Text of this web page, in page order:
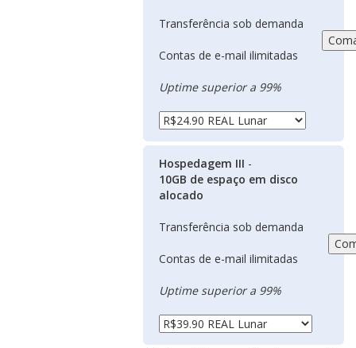
Transferência sob demanda
Contas de e-mail ilimitadas
Uptime superior a 99%
Hospedagem III -
10GB de espaço em disco
alocado
Transferência sob demanda
Contas de e-mail ilimitadas
Uptime superior a 99%